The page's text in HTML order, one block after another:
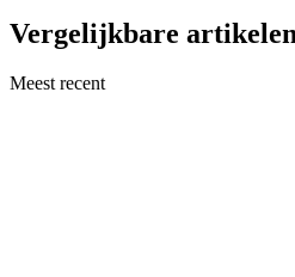
Vergelijkbare artikelen
Meest recent